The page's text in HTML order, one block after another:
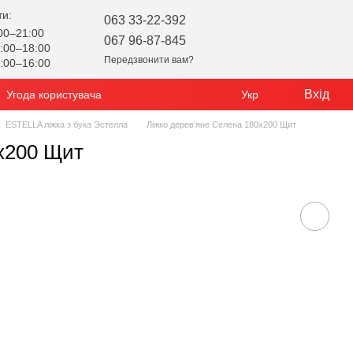
063 33-22-392
067 96-87-845
Передзвонити вам?
Угода користувача Укр Вхід
ESTELLA ліжка з бука Эстелла Ліжко дерев'яне Селена 180х200 Щит
Щит